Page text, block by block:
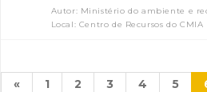
Autor: Ministério do ambiente e
Local: Centro de Recursos do CMIA
« 1 2 3 4 5